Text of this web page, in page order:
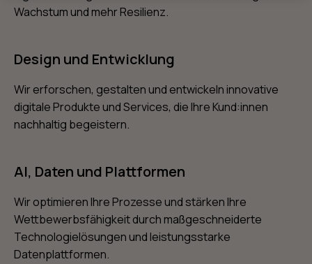
Wachstum und mehr Resilienz.
Design und Entwicklung
Wir erforschen, gestalten und entwickeln innovative
digitale Produkte und Services, die Ihre Kund:innen
nachhaltig begeistern.
AI, Daten und Plattformen
Wir optimieren Ihre Prozesse und stärken Ihre
Wettbewerbsfähigkeit durch maßgeschneiderte
Technologielösungen und leistungsstarke
Datenplattformen.